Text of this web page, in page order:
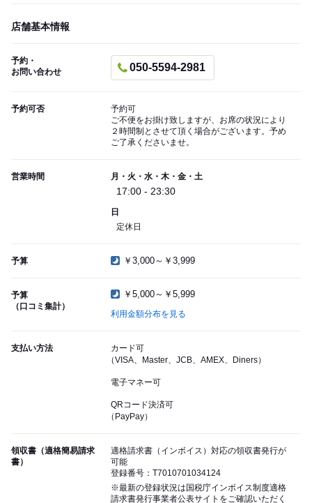
店舗基本情報
予約・
お問い合わせ
050-5594-2981
予約可否
予約可
ご不便をお掛け致しますが、お席の状況により
２時間制とさせて頂く場合がございます。予め
ご了承くださいませ。
営業時間 月・火・水・木・金・土
17:00 - 23:30
日
定休日
予算 ￥3,000～￥3,999
予算
（口コミ集計）
￥5,000～￥5,999
利用金額分布を見る
支払い方法
カード可
（VISA、Master、JCB、AMEX、Diners）
電子マネー可
QRコード決済可
（PayPay）
領収書（適格簡易請求
書）
適格請求書（インボイス）対応の領収書発行が
可能
登録番号：T7010701034124
※最新の登録状況は国税庁インボイス制度適格
請求書発行事業者公表サイトをご確認いただく